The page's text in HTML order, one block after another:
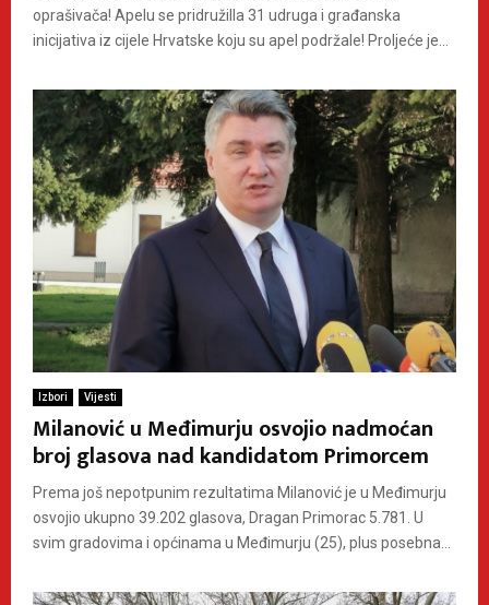
oprašivača! Apelu se pridružilla 31 udruga i građanska
inicijativa iz cijele Hrvatske koju su apel podržale! Proljeće je...
Izbori Vijesti
Milanović u Međimurju osvojio nadmoćan
broj glasova nad kandidatom Primorcem
Prema još nepotpunim rezultatima Milanović je u Međimurju
osvojio ukupno 39.202 glasova, Dragan Primorac 5.781. U
svim gradovima i općinama u Međimurju (25), plus posebna...